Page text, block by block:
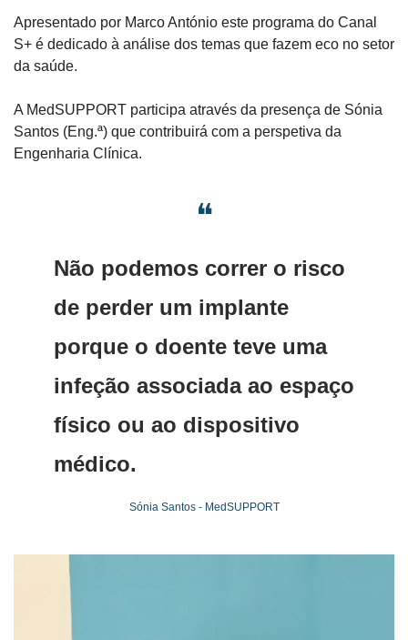
Apresentado por Marco António este programa do Canal
S+ é dedicado à análise dos temas que fazem eco no setor
da saúde.
A MedSUPPORT participa através da presença de Sónia
Santos (Eng.ª) que contribuirá com a perspetiva da
Engenharia Clínica.
❝
Não podemos correr o risco
de perder um implante
porque o doente teve uma
infeção associada ao espaço
físico ou ao dispositivo
médico.
Sónia Santos - MedSUPPORT